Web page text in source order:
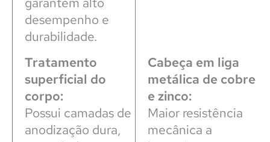
desempenho e
durabilidade.
Tratamento
superficial do
corpo:
Possui camadas de
anodização dura,
Cabeça em liga
metálica de cobre
e zinco:
Maior resistência
mecânica a